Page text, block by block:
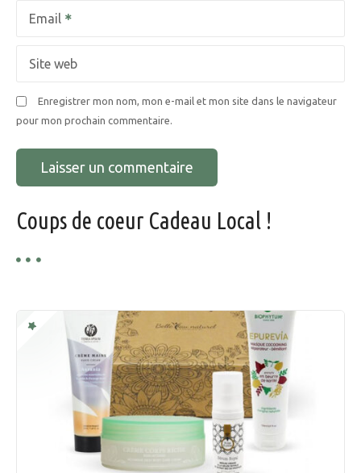
t
i
c
l
e
Email
Site web
Enregistrer mon nom, mon e-mail et mon site dans le navigateur
pour mon prochain commentaire.
Coups de coeur Cadeau Local !